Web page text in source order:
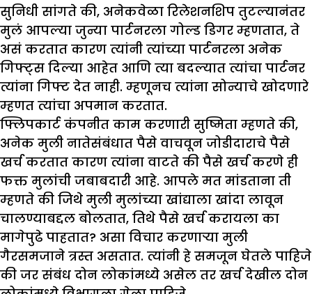
सुनिधी सांगते की, अनेकवेळा रिलेशनशिप तुटल्यानंतर
मुलं आपल्या जुन्या पार्टनरला गोल्ड डिगर म्हणतात, ते
असं करतात कारण त्यांनी त्यांच्या पार्टनरला अनेक
गिफ्ट्स दिल्या आहेत आणि त्या बदल्यात त्यांचा पार्टनर
त्यांना गिफ्ट देत नाही. म्हणूनच त्यांना सोन्याचे खोदणारे
म्हणत त्यांचा अपमान करतात.
फ्लिपकार्ट कंपनीत काम करणारी सुष्मिता म्हणते की,
अनेक मुली नातेसंबंधात पैसे वाचवून जोडीदाराचे पैसे
खर्च करतात कारण त्यांना वाटते की पैसे खर्च करणे ही
फक्त मुलांची जबाबदारी आहे. आपले मत मांडताना ती
म्हणते की जिथे मुली मुलांच्या खांद्याला खांदा लावून
चालण्याबद्दल बोलतात, तिथे पैसे खर्च करायला का
मागेपुढे पाहतात? असा विचार करणाऱ्या मुली
गैरसमजाने त्रस्त असतात. त्यांनी हे समजून घेतले पाहिजे
की जर संबंध दोन लोकांमध्ये असेल तर खर्च देखील दोन